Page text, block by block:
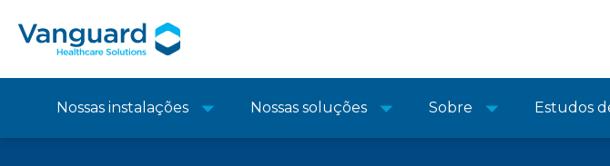
Nossas instalações Nossas soluções Sobre Estudos